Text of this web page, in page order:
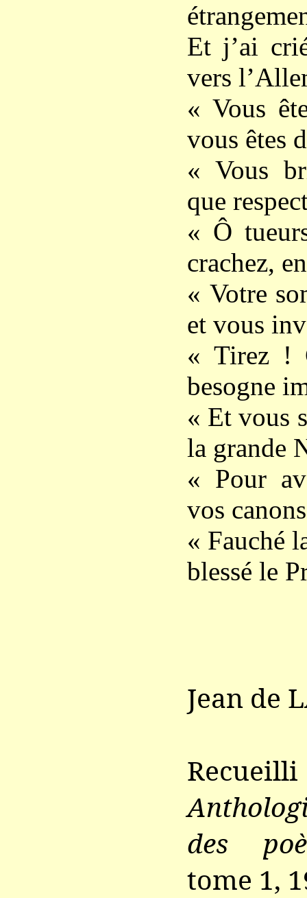
Et j’ai
vers
« Vous
vous êtes
« Vous
que
« Ô
crachez,
« Votre
et vous
« Tirez !
besogne
« Et vous
la grande
« Pour
vos
« Fauché
blessé le
Jean de
des
tome 1,